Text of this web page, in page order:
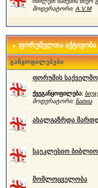
მოდერატორი: A.V.M
ფორუმელთა აქტივობა
განყოფილებები
ფორუმის
ქვეგანყოფილება:
მოდერატორი: ნათია
ახალგაზრდა
საეკლესიო
მომლოცველობა